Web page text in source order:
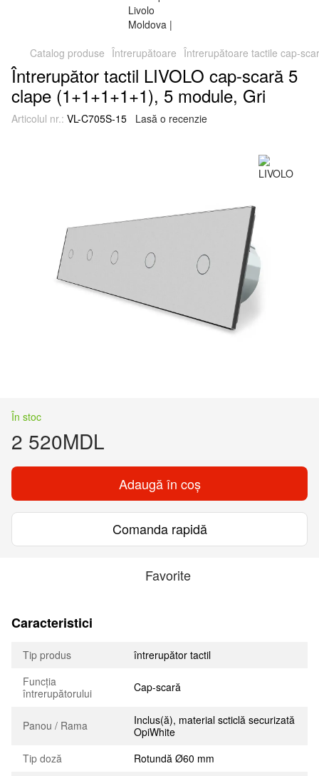
Catalog produse Întrerupătoare Întrerupătoare tactile cap-
Întrerupător tactil LIVOLO cap-scară 5
clape (1+1+1+1+1), 5 module, Gri
Articolul nr.: VL-C705S-15 Lasă o recenzie
În stoc
2 520MDL
Adaugă în coș
Comanda rapidă
Favorite
Caracteristici
Tip produs
întrerupător tactil
Funcția
întrerupătorului
Cap-scară
Panou / Rama
Inclus(ă), material scticlă securizată
OpiWhite
Tip doză
Rotundă Ø60 mm